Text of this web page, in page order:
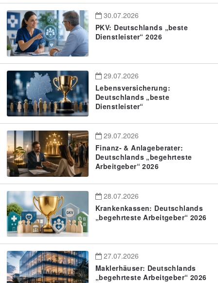
30.07.2026
PKV: Deutschlands „beste
Dienstleister“ 2026
29.07.2026
Lebensversicherung:
Deutschlands „beste
Dienstleister“
29.07.2026
Finanz- & Anlageberater:
Deutschlands „begehrteste
Arbeitgeber“ 2026
28.07.2026
Krankenkassen: Deutschlands
„begehrteste Arbeitgeber“ 2026
27.07.2026
Maklerhäuser: Deutschlands
„begehrteste Arbeitgeber“ 2026